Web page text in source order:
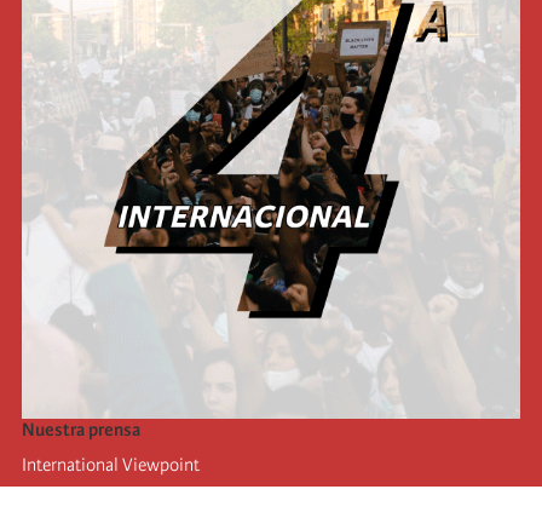
Nuestra prensa
International Viewpoint